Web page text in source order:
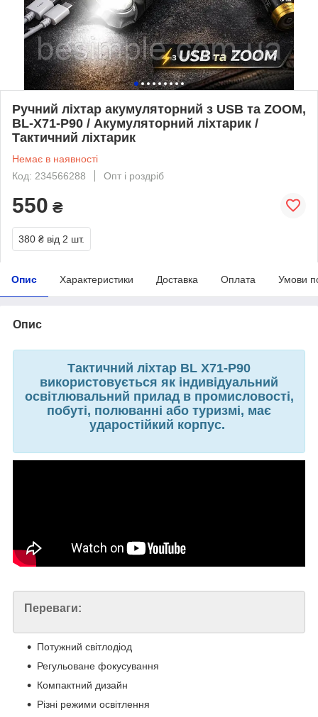
Ручний ліхтар акумуляторний з USB та ZOOM,
BL-X71-P90 / Акумуляторний ліхтарик /
Тактичний ліхтарик
Немає в наявності
Код: 234566288
Опт і роздріб
550 ₴
380 ₴ від 2 шт.
Опис Характеристики Доставка Оплата Умови
Опис
Тактичний ліхтар BL X71-P90
використовується як індивідуальний
освітлювальний прилад в промисловості,
побуті, полюванні або туризмі, має
ударостійкий корпус.
Переваги:
Потужний світлодіод
Регульоване фокусування
Компактний дизайн
Різні режими освітлення